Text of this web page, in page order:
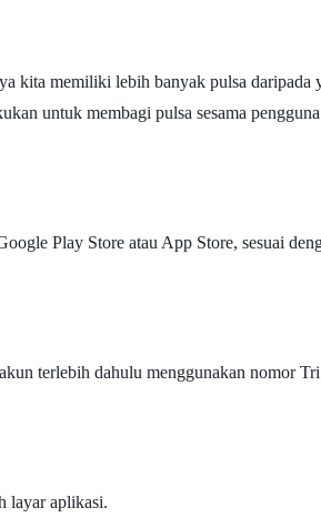
memiliki lebih banyak pulsa daripada
untuk membagi pulsa sesama
Play Store atau App Store, sesuai
terlebih dahulu menggunakan nomor
layar aplikasi.